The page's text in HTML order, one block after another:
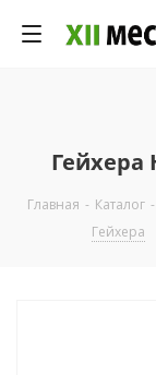
Гейхера
Главная - Каталог -
Гейхера